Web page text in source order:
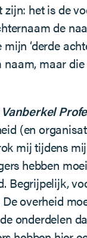
het is de
de
‘derde
maar
(en
mij tijdens
hebben
Begrijpelijk,
overheid
onderdelen